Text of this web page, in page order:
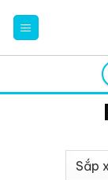
content